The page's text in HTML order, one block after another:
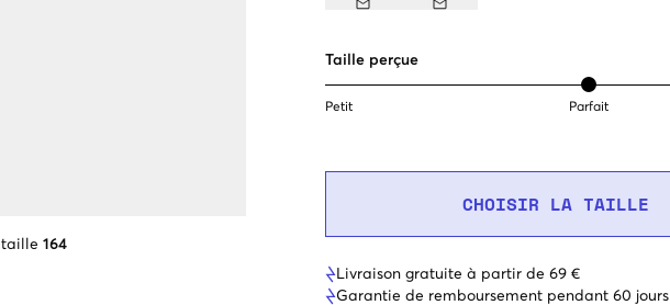
164
Taille perçue
Petit Parfait
CHOISIR LA TAILLE
Livraison gratuite à partir de 69 €
Garantie de remboursement pendant 60 jours